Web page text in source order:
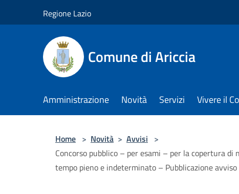
Regione Lazio
Comune di Ariccia
Amministrazione Novità Servizi Vivere il
Home > Novità > Avvisi >
Concorso pubblico – per esami – per la copertura
tempo pieno e indeterminato – Pubblicazione avviso